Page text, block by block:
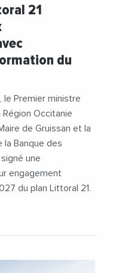
21
du
le Premier ministre
Occitanie
de Gruissan et la
la Banque des
une
engagement
du plan Littoral 21.